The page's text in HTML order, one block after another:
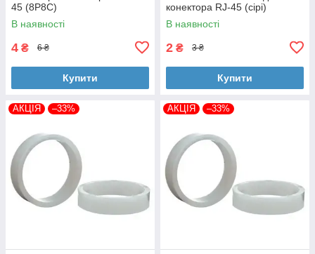
45 (8P8C)
В наявності
4 ₴ 6 ₴
Купити
конектора RJ-45 (сірі)
В наявності
2 ₴ 3 ₴
Купити
АКЦІЯ –33% АКЦІЯ –33%